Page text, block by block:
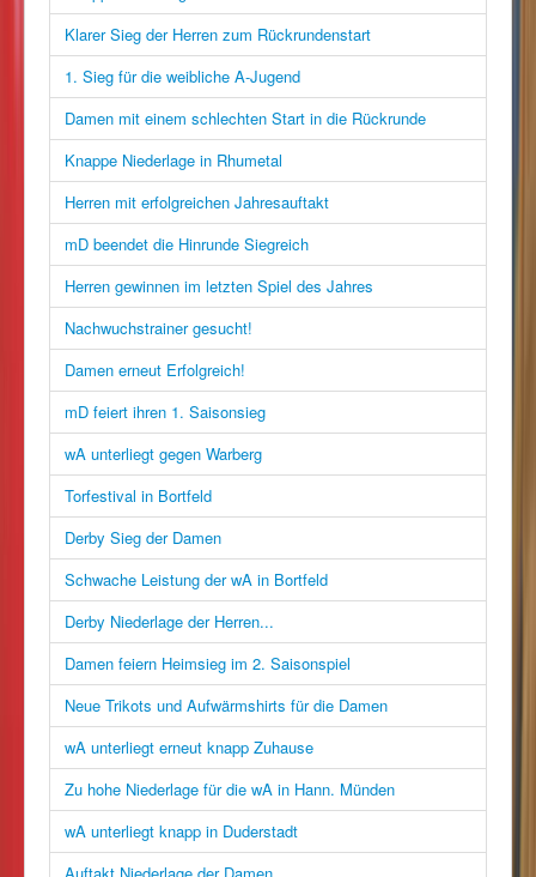
Klarer Sieg der Herren zum Rückrundenstart
1. Sieg für die weibliche A-Jugend
Damen mit einem schlechten Start in die Rückrunde
Knappe Niederlage in Rhumetal
Herren mit erfolgreichen Jahresauftakt
mD beendet die Hinrunde Siegreich
Herren gewinnen im letzten Spiel des Jahres
Nachwuchstrainer gesucht!
Damen erneut Erfolgreich!
mD feiert ihren 1. Saisonsieg
wA unterliegt gegen Warberg
Torfestival in Bortfeld
Derby Sieg der Damen
Schwache Leistung der wA in Bortfeld
Derby Niederlage der Herren...
Damen feiern Heimsieg im 2. Saisonspiel
Neue Trikots und Aufwärmshirts für die Damen
wA unterliegt erneut knapp Zuhause
Zu hohe Niederlage für die wA in Hann. Münden
wA unterliegt knapp in Duderstadt